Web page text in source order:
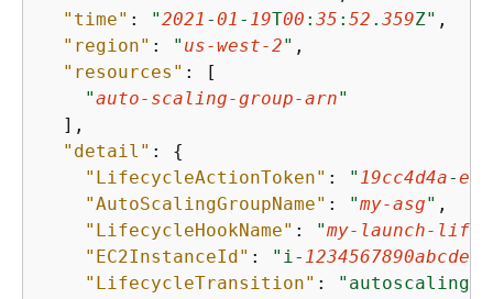
"time" : "2021 -01 - 19T00 : 35 : 52 . 359Z" ,
"region" : " us-west-2" ,
"resources" : [
"auto-scaling-group-arn"
  ],
"detail" : {
"LifecycleActionToken" : " 19cc4d4a-
"AutoScalingGroupName" : "my-asg" ,
"LifecycleHookName" : "my-launch-
"EC2InstanceId" : "i- 1234567890abcdef0
"LifecycleTransition" :